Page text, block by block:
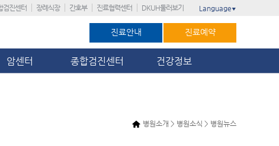
검진센터 장례식장 간호부 진료협력센터 DKUH둘러보기 Language ▼
진료안내 진료예약
암센터 종합검진센터 건강정보
병원소개 > 병원소식 > 병원뉴스